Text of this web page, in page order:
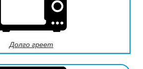
Долго греет